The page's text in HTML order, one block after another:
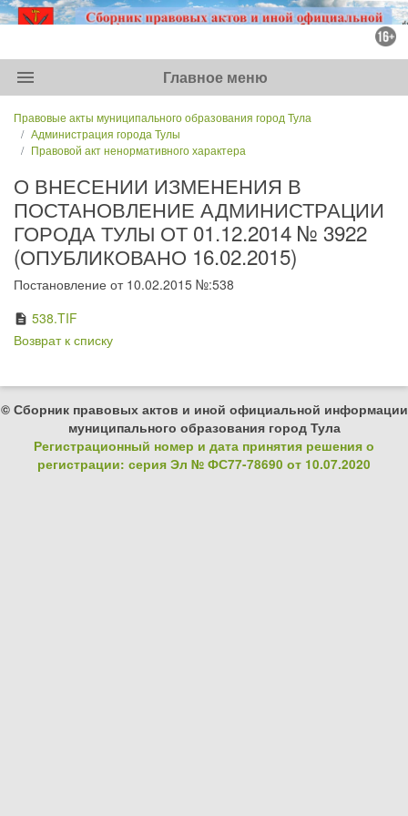
menu Главное меню
Правовые акты муниципального образования город Тула
Администрация города Тулы
Правовой акт ненормативного характера
О ВНЕСЕНИИ ИЗМЕНЕНИЯ В
ПОСТАНОВЛЕНИЕ АДМИНИСТРАЦИИ
ГОРОДА ТУЛЫ ОТ 01.12.2014 № 3922
(ОПУБЛИКОВАНО 16.02.2015)
Постановление от 10.02.2015 №:538
description 538.TIF
Возврат к списку
© Сборник правовых актов и иной официальной информации
муниципального образования город Тула
Регистрационный номер и дата принятия решения о
регистрации: серия Эл № ФС77-78690 от 10.07.2020